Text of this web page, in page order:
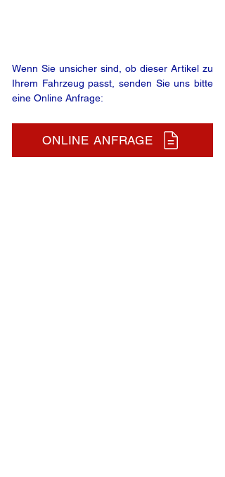
Wenn Sie unsicher sind, ob dieser Artikel zu
Ihrem Fahrzeug passt, senden Sie uns bitte
eine Online Anfrage:
ONLINE ANFRAGE